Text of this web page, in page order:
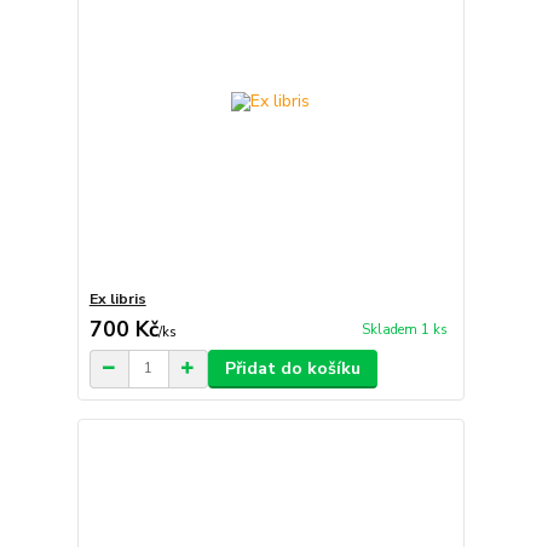
Ex libris
700 Kč/ks Skladem 1 ks
Přidat do košíku